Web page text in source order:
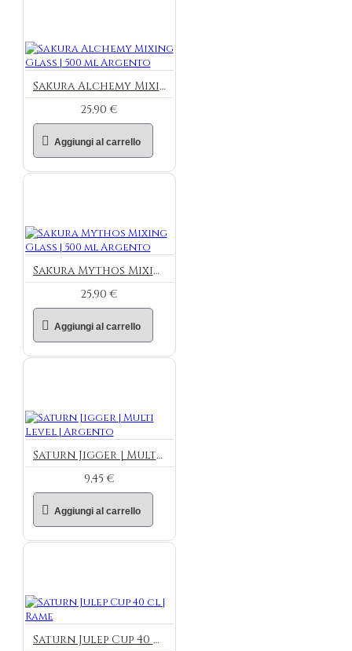
Sakura Alchemy Mixing Glass | 500 ml Argento
25,90 €
Aggiungi al carrello
Sakura Mythos Mixing Glass | 500 ml Argento
25,90 €
Aggiungi al carrello
Saturn Jigger | Multi Level | Argento
9,45 €
Aggiungi al carrello
Saturn Julep Cup 40 cl | Rame